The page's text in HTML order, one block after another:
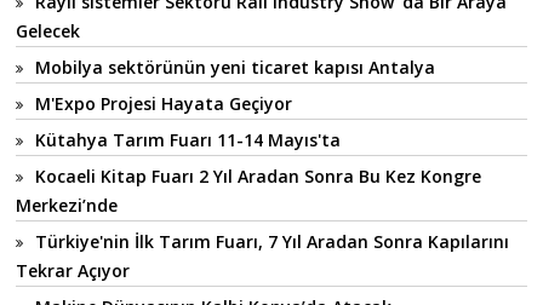
Gelecek
Mobilya sektörünün yeni ticaret kapısı Antalya
M'Expo Projesi Hayata Geçiyor
Kütahya Tarım Fuarı 11-14 Mayıs'ta
Kocaeli Kitap Fuarı 2 Yıl Aradan Sonra Bu Kez Kongre
Merkezi’nde
Türkiye'nin İlk Tarım Fuarı, 7 Yıl Aradan Sonra Kapılarını
Tekrar Açıyor